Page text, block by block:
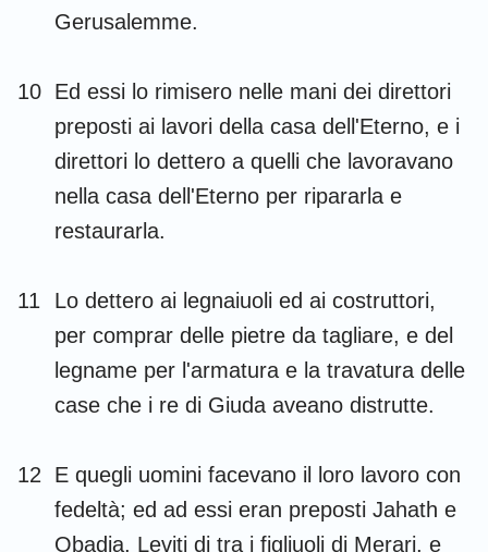
Gerusalemme.
10 Ed essi lo rimisero nelle mani dei direttori
preposti ai lavori della casa dell'Eterno, e i
direttori lo dettero a quelli che lavoravano
nella casa dell'Eterno per ripararla e
restaurarla.
11
Lo dettero ai legnaiuoli ed ai costruttori,
per comprar delle pietre da tagliare, e del
legname per l'armatura e la travatura delle
case che i re di Giuda aveano distrutte.
12
E quegli uomini facevano il loro lavoro con
fedeltà; ed ad essi eran preposti Jahath e
Obadia, Leviti di tra i figliuoli di Merari, e